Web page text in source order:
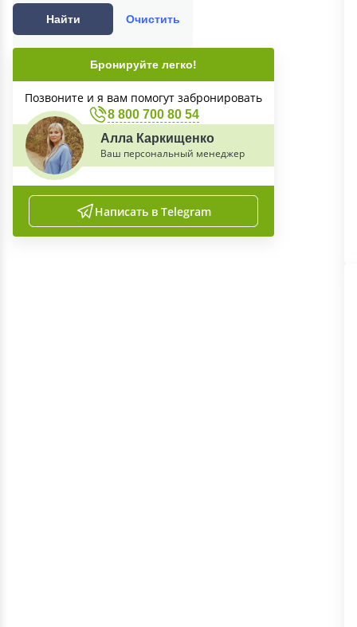
Найти Очистить
Бронируйте легко!
Позвоните и я вам помогут забронировать
8 800 700 80 54
Алла Каркищенко
Ваш персональный менеджер
Написать в Telegram